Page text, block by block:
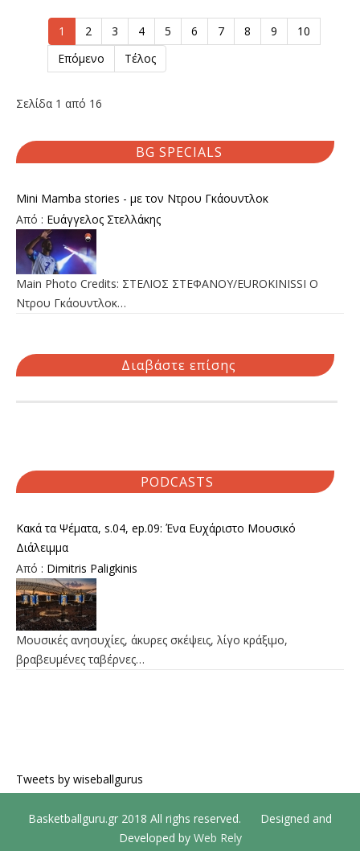
1 2 3 4 5 6 7 8 9
10
Επόμενο
Τέλος
Σελίδα 1 από 16
BG SPECIALS
Mini Mamba stories - με τον Ντρου Γκάουντλοκ
Από : Ευάγγελος Στελλάκης
Main Photo Credits: ΣΤΕΛΙΟΣ ΣΤΕΦΑΝΟΥ/EUROKINISSI Ο
Ντρου Γκάουντλοκ…
Διαβάστε επίσης
PODCASTS
Κακά τα Ψέματα, s.04, ep.09: Ένα Ευχάριστο Μουσικό
Διάλειμμα
Από : Dimitris Paligkinis
Μουσικές ανησυχίες, άκυρες σκέψεις, λίγο κράξιμο,
βραβευμένες ταβέρνες…
Tweets by wiseballgurus
Basketballguru.gr 2018 All righs reserved. Designed and
Developed by Web Rely